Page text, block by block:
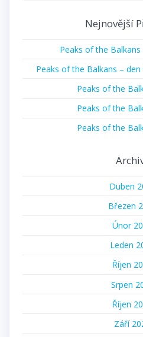
Nejnovější
Peaks of the
Peaks of the Balkans –
Peaks of the
Peaks of the
Peaks of the
Duben
Březen
Únor
Leden
Říjen
Srpen
Říjen
Září